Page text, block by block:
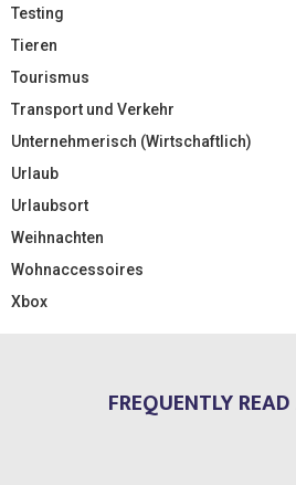
Testing
Tieren
Tourismus
Transport und Verkehr
Unternehmerisch (Wirtschaftlich)
Urlaub
Urlaubsort
Weihnachten
Wohnaccessoires
Xbox
FREQUENTLY